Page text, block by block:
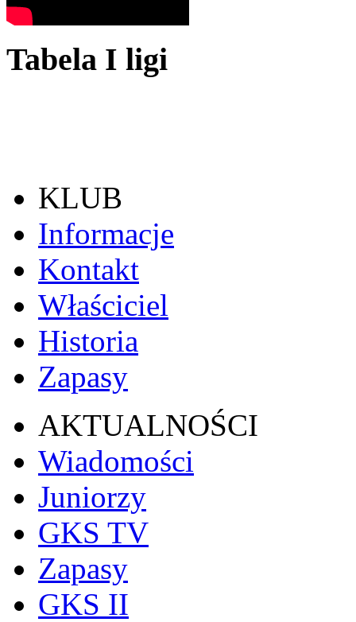
Tabela I ligi
KLUB
Informacje
Kontakt
Właściciel
Historia
Zapasy
AKTUALNOŚCI
Wiadomości
Juniorzy
GKS TV
Zapasy
GKS II